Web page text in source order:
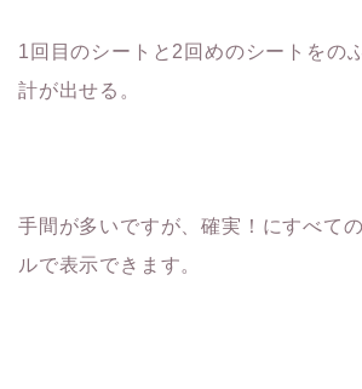
1回目のシートと2回めのシートをの
計が出せる。
手間が多いですが、確実！にすべて
ルで表示できます。